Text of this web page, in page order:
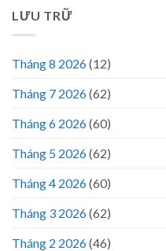
LƯU TRỮ
Tháng 8 2026(12)
Tháng 7 2026(62)
Tháng 6 2026(60)
Tháng 5 2026(62)
Tháng 4 2026(60)
Tháng 3 2026(62)
Tháng 2 2026(46)